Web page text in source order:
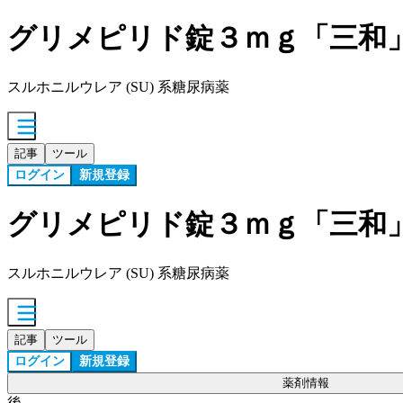
グリメピリド錠３ｍｇ「三和
スルホニルウレア (SU) 系糖尿病薬
記事 ツール
ログイン 新規登録
グリメピリド錠３ｍｇ「三和
スルホニルウレア (SU) 系糖尿病薬
記事 ツール
ログイン 新規登録
薬剤情報